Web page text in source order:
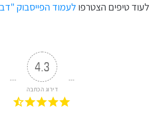
לעוד טיפים הצטרפו לעמוד הפייסבוק
4.3
דירוג הכתבה